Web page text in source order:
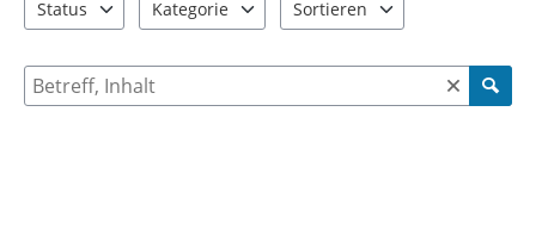
Status
Kategorie
Sortieren
Suche nach Meldungen und Kommentaren